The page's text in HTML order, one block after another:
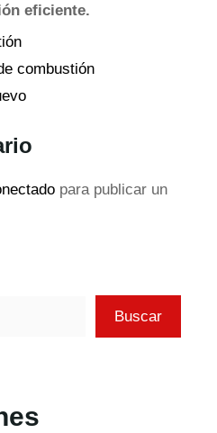
eficiente.
combustión
para publicar un
Buscar